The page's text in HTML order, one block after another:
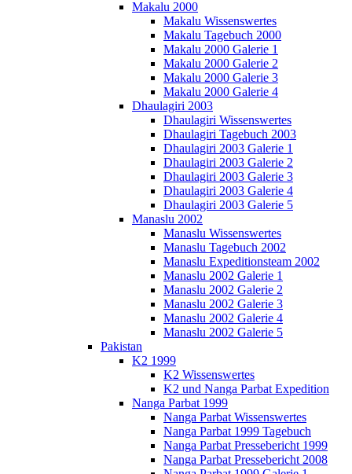
Makalu 2000
Makalu Wissenswertes
Makalu Tagebuch 2000
Makalu 2000 Galerie 1
Makalu 2000 Galerie 2
Makalu 2000 Galerie 3
Makalu 2000 Galerie 4
Dhaulagiri 2003
Dhaulagiri Wissenswertes
Dhaulagiri Tagebuch 2003
Dhaulagiri 2003 Galerie 1
Dhaulagiri 2003 Galerie 2
Dhaulagiri 2003 Galerie 3
Dhaulagiri 2003 Galerie 4
Dhaulagiri 2003 Galerie 5
Manaslu 2002
Manaslu Wissenswertes
Manaslu Tagebuch 2002
Manaslu Expeditionsteam 2002
Manaslu 2002 Galerie 1
Manaslu 2002 Galerie 2
Manaslu 2002 Galerie 3
Manaslu 2002 Galerie 4
Manaslu 2002 Galerie 5
Pakistan
K2 1999
K2 Wissenswertes
K2 und Nanga Parbat Expedition
Nanga Parbat 1999
Nanga Parbat Wissenswertes
Nanga Parbat 1999 Tagebuch
Nanga Parbat Pressebericht 1999
Nanga Parbat Pressebericht 2008